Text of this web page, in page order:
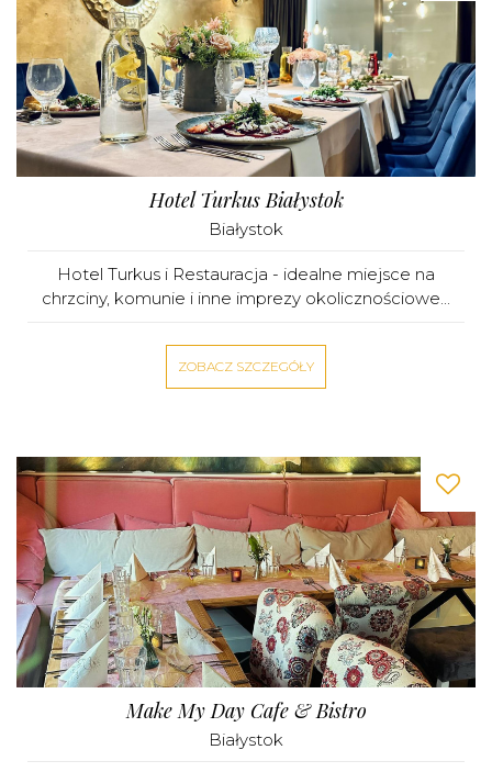
Hotel Turkus Białystok
Białystok
Hotel Turkus i Restauracja - idealne miejsce na
chrzciny, komunie i inne imprezy okolicznościowe...
ZOBACZ SZCZEGÓŁY
Make My Day Cafe & Bistro
Białystok